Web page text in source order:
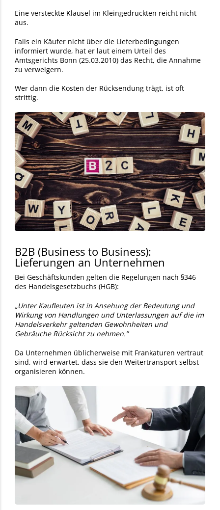
Eine versteckte Klausel im Kleingedruckten reicht nicht
aus.
Falls ein Käufer nicht über die Lieferbedingungen
informiert wurde, hat er laut einem Urteil des
Amtsgerichts Bonn (25.03.2010) das Recht, die Annahme
zu verweigern.
Wer dann die Kosten der Rücksendung trägt, ist oft
strittig.
B2B (Business to Business):
Lieferungen an Unternehmen
Bei Geschäftskunden gelten die Regelungen nach §346
des Handelsgesetzbuchs (HGB):
„Unter Kaufleuten ist in Ansehung der Bedeutung und
Wirkung von Handlungen und Unterlassungen auf die im
Handelsverkehr geltenden Gewohnheiten und
Gebräuche Rücksicht zu nehmen.”
Da Unternehmen üblicherweise mit Frankaturen vertraut
sind, wird erwartet, dass sie den Weitertransport selbst
organisieren können.